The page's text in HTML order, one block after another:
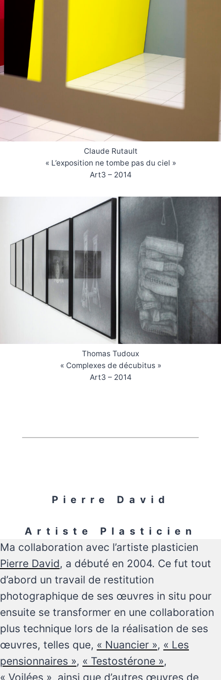
Claude Rutault
« L’exposition ne tombe pas du ciel »
Art3 – 2014
Thomas Tudoux
« Complexes de décubitus »
Art3 – 2014
Pierre David
Artiste Plasticien
Ma collaboration avec l’artiste plasticien
Pierre David, a débuté en 2004. Ce fut tout
d’abord un travail de restitution
photographique de ses œuvres in situ pour
ensuite se transformer en une collaboration
plus technique lors de la réalisation de ses
œuvres, telles que, « Nuancier », « Les
pensionnaires », « Testostérone »,
« Voilées » , ainsi que d’autres œuvres de